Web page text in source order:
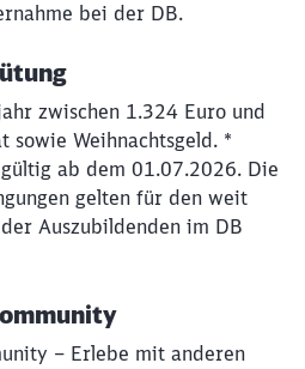
bei der DB.
zwischen 1.324 Euro und
sowie Weihnachtsgeld. *
ab dem 01.07.2026. Die
gelten für den weit
Auszubildenden im DB
– Erlebe mit anderen